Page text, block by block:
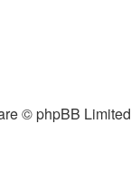
© phpBB Limited